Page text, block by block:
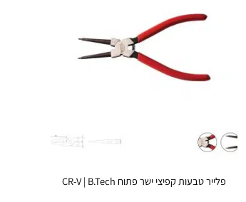
פלייר טבעות קפיצי ישר פתוח CR-V | B.Tech